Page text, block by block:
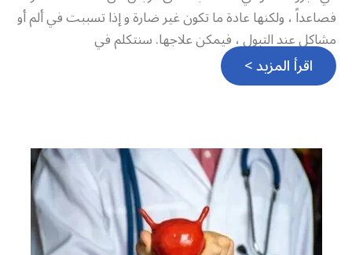
فصاعداً ، ولكنها عادة ما تكون غير ضارة و إذا تسببت في ألم أو
مشاكل عند التبول ، فيمكن علاجها. سنتكلم في
اقرأ المزيد >